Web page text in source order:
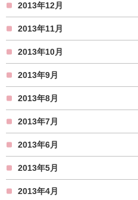
2013年12月
2013年11月
2013年10月
2013年9月
2013年8月
2013年7月
2013年6月
2013年5月
2013年4月